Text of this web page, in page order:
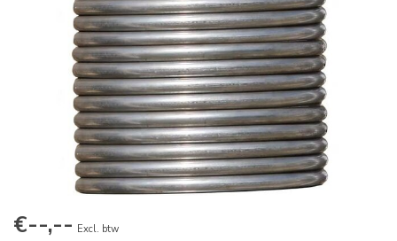
€--,-- Excl. btw